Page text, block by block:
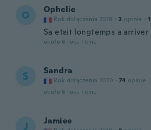
O Ophelie
Rok dołączenia 2018 · 3 opinie · 1
Sa etait longtemps a arriver
około 6 roku temu
S Sandra
Rok dołączenia 2020 · 74 opinie
około 6 roku temu
J Jamiee